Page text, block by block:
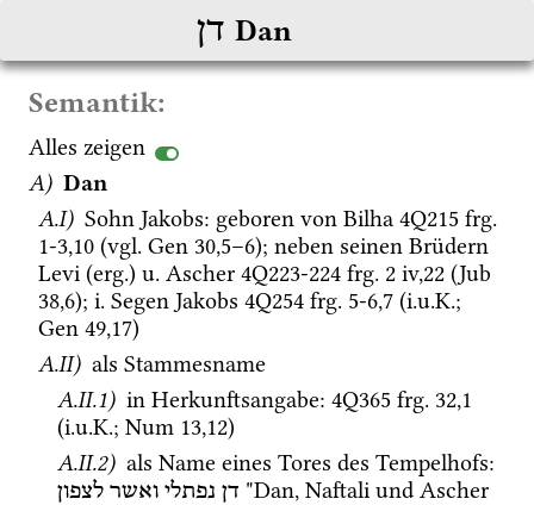
דן Dan
Semantik:
Alles zeigen
A) Dan
A.I) Sohn Jakobs: geboren von Bilha 4Q215 frg.
1-3,10 (vgl. Gen 30,5–6); neben seinen Brüdern
Levi (erg.) u. Ascher 4Q223-224 frg. 2 iv,22 (Jub
38,6); i. Segen Jakobs 4Q254 frg. 5-6,7 (i.u.K.
Gen 49,17)
A.II) als Stammesname
A.II.1) in Herkunftsangabe: 4Q365 frg. 32,1
(i.u.K.; Num 13,12)
A.II.2) als Name eines Tores des Tempelhofs
דן נפתלי ואשר לצפון
"Dan, Naftali und Ascher